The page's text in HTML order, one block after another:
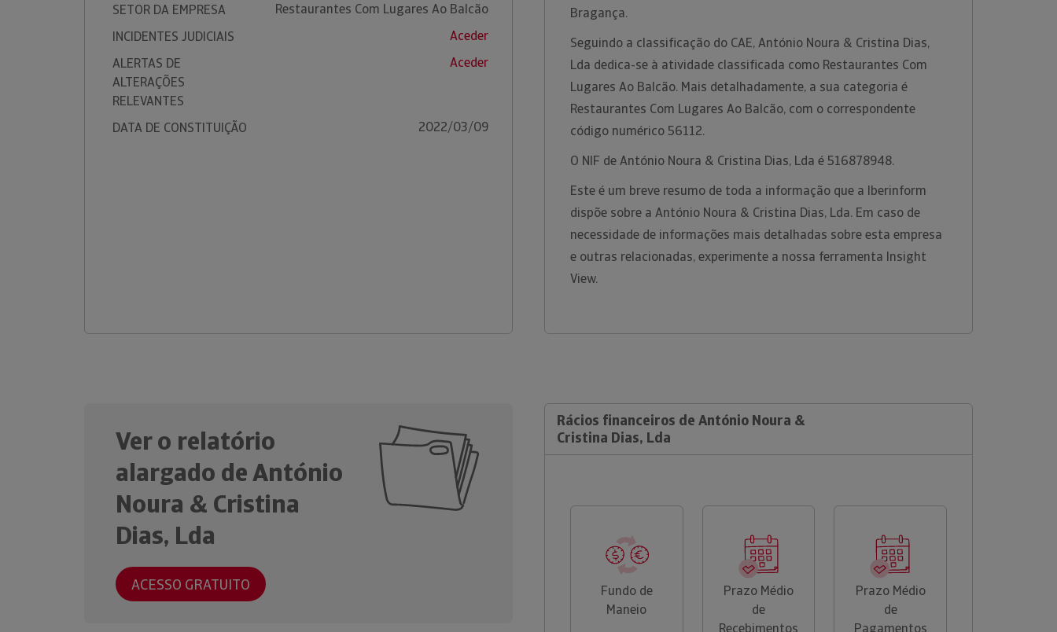
SETOR DA EMPRESA
Restaurantes Com Lugares Ao Balcão
INCIDENTES JUDICIAIS
Aceder
ALERTAS DE
ALTERAÇÕES
RELEVANTES
Aceder
DATA DE CONSTITUIÇÃO 2022/03/09
Bragança.
Seguindo a classificação do CAE, António Noura & Cristina Dias,
Lda dedica-se à atividade classificada como Restaurantes Com
Lugares Ao Balcão. Mais detalhadamente, a sua categoria é
Restaurantes Com Lugares Ao Balcão, com o correspondente
código numérico 56112.
O NIF de António Noura & Cristina Dias, Lda é 516878948.
Este é um breve resumo de toda a informação que a Iberinform
dispõe sobre a António Noura & Cristina Dias, Lda. Em caso de
necessidade de informações mais detalhadas sobre esta empresa
e outras relacionadas, experimente a nossa ferramenta Insight
View.
Ver o relatório
alargado de António
Noura & Cristina
Dias, Lda
ACESSO GRATUITO
Rácios financeiros de António Noura &
Cristina Dias, Lda
Fundo de
Maneio
Prazo Médio
de
Recebimentos
Prazo Médio
de
Pagamentos